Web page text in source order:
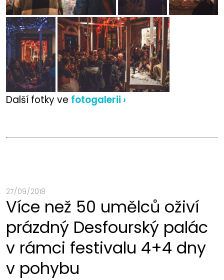
Další fotky ve fotogalerii ›
27 / 09 / 2018
Více než 50 umělců oživí
prázdný Desfourský palác
v rámci festivalu 4+4 dny
v pohybu